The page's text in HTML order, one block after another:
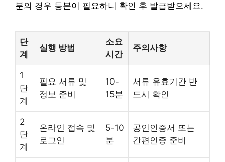
분의 경우 등본이 필요하니 확인 후 발급받으세요.
단
계
실행 방법
소요
시간
주의사항
1
단
계
필요 서류 및
정보 준비
10-
15분
서류 유효기간 반
드시 확인
2
단
계
온라인 접속 및
로그인
5-10
분
공인인증서 또는
간편인증 준비